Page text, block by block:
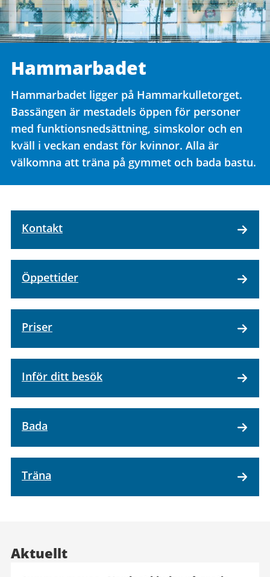
Hammarbadet
Hammarbadet ligger på Hammarkulletorget.
Bassängen är mestadels öppen för personer
med funktionsnedsättning, simskolor och en
kväll i veckan endast för kvinnor. Alla är
välkomna att träna på gymmet och bada bastu.
Kontakt
Öppettider
Priser
Inför ditt besök
Bada
Träna
Aktuellt